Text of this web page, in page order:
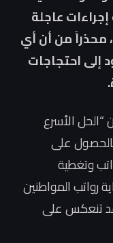
عاجلة
محذراً من أن أي
احتجاجات
“الحل الأسرع
بالحصول على
وتغطية
رواتب المواطنين
قد تنعكس على